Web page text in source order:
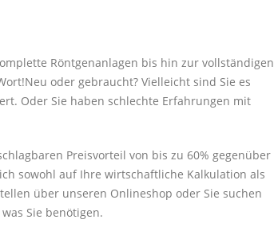
Röntgenanlagen bis hin zur vollständigen
oder gebraucht? Vielleicht sind Sie es
Oder Sie haben schlechte Erfahrungen mit
Preisvorteil von bis zu 60% gegenüber
sowohl auf Ihre wirtschaftliche Kalkulation als
über unseren Onlineshop oder Sie suchen
Sie benötigen.